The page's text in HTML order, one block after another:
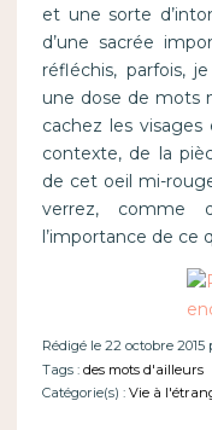
et une sorte
d’une sacrée
réfléchis, parfois,
une dose de mots
cachez les
contexte, de la
de cet oeil mi-
verrez, comme
l’importance de ce
Rédigé le 22 octobre 2015
Tags : des mots d'ailleurs
Catégorie(s) : Vie à